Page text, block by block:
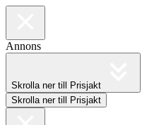
Annons
Skrolla ner till Prisjakt
Skrolla ner till Prisjakt